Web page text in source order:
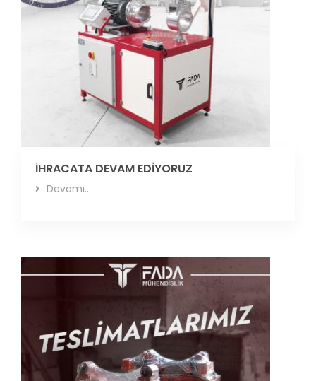
İHRACATA DEVAM EDİYORUZ
Devamı...